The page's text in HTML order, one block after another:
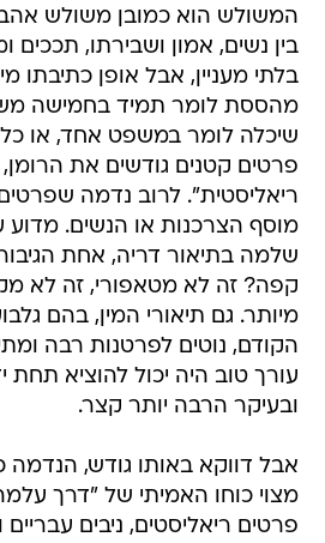
המשולש הוא כמובן משולש
בין נשים, אמון ושבירתו, תככים
בלתי מעניין, אבל אופן כתיבתו
מהססת לומר תמיד בחמישה
שיכלה לומר במשפט אחד, או
פרטים קטנים גודשים את הרומן,
ריאליסטית". לרוב נדמה
מוסף הצרכנות או הנשים. מדוע
שלמה בתיאור דריה, אחת
קפה? זה לא מטאפורי, זה לא
מיותר. גם תיאורי המין, בהם
הקודם, נוטים לפרטנות רבה
עורך טוב היה יכול להוציא תחת
ובעיקר הרבה יותר קצר.
אבל דווקא באותו גודש, הנדמה
מצוי כוחו האמיתי של "דרך
פרטים ריאליסטים, ניבים